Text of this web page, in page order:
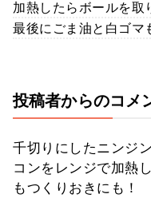
加熱したらボールを取
最後にごま油と白ゴマ
投稿者からのコメ
千切りにしたニンジ
コンをレンジで加熱
もつくりおきにも！